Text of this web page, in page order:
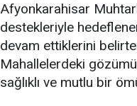
Afyonkarahisar
destekleriyle
devam ettiklerini
Mahallelerdeki
sağlıklı ve mutlu bir